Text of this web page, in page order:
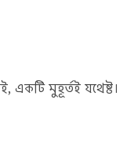
মুহূর্তই যথেষ্ট।